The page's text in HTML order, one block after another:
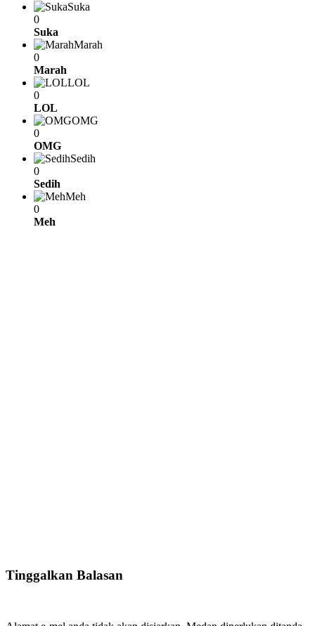
Suka
0
Suka
Marah
0
Marah
LOL
0
LOL
OMG
0
OMG
Sedih
0
Sedih
Meh
0
Meh
Tinggalkan Balasan